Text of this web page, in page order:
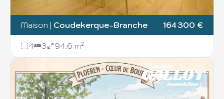
Maison | Coudekerque-Branche 164 300 €
4 3 94.6 m²